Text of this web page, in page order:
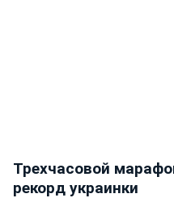
Трехчасовой
рекорд украинки